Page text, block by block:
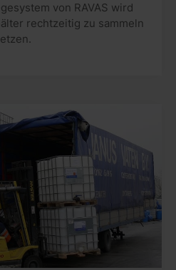
von RAVAS wird
rechtzeitig zu sammeln